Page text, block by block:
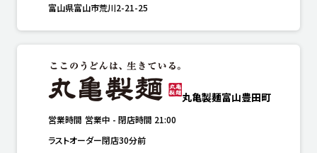
富山県富山市荒川2-21-25
丸亀製麺富山豊田町
営業時間 営業中 - 閉店時間 21:00
ラストオーダー閉店30分前